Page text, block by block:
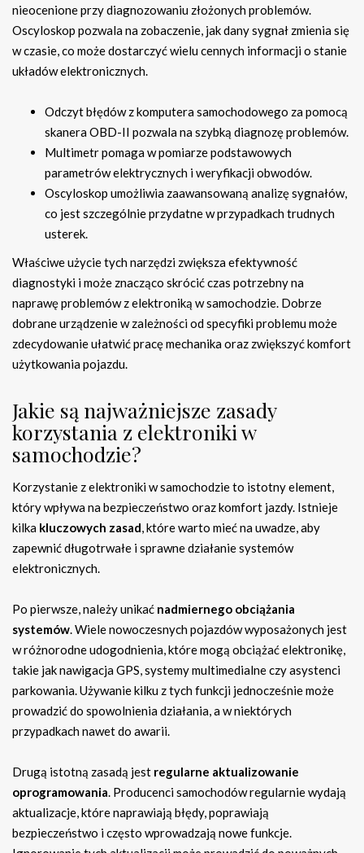
nieocenione przy diagnozowaniu złożonych problemów.
Oscyloskop pozwala na zobaczenie, jak dany sygnał zmienia się
w czasie, co może dostarczyć wielu cennych informacji o stanie
układów elektronicznych.
Odczyt błędów z komputera samochodowego za pomocą
skanera OBD-II pozwala na szybką diagnozę problemów.
Multimetr pomaga w pomiarze podstawowych
parametrów elektrycznych i weryfikacji obwodów.
Oscyloskop umożliwia zaawansowaną analizę sygnałów,
co jest szczególnie przydatne w przypadkach trudnych
usterek.
Właściwe użycie tych narzędzi zwiększa efektywność
diagnostyki i może znacząco skrócić czas potrzebny na
naprawę problemów z elektroniką w samochodzie. Dobrze
dobrane urządzenie w zależności od specyfiki problemu może
zdecydowanie ułatwić pracę mechanika oraz zwiększyć komfort
użytkowania pojazdu.
Jakie są najważniejsze zasady
korzystania z elektroniki w
samochodzie?
Korzystanie z elektroniki w samochodzie to istotny element,
który wpływa na bezpieczeństwo oraz komfort jazdy. Istnieje
kilka kluczowych zasad, które warto mieć na uwadze, aby
zapewnić długotrwałe i sprawne działanie systemów
elektronicznych.
Po pierwsze, należy unikać nadmiernego obciążania
systemów. Wiele nowoczesnych pojazdów wyposażonych jest
w różnorodne udogodnienia, które mogą obciążać elektronikę,
takie jak nawigacja GPS, systemy multimedialne czy asystenci
parkowania. Używanie kilku z tych funkcji jednocześnie może
prowadzić do spowolnienia działania, a w niektórych
przypadkach nawet do awarii.
Drugą istotną zasadą jest regularne aktualizowanie
oprogramowania. Producenci samochodów regularnie wydają
aktualizacje, które naprawiają błędy, poprawiają
bezpieczeństwo i często wprowadzają nowe funkcje.